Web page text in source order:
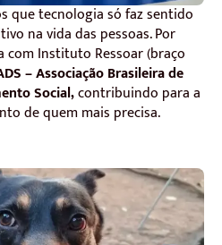
que tecnologia só faz sentido
na vida das pessoas. Por
com Instituto Ressoar (braço
– Associação Brasileira de
Social,contribuindo para a
de quem mais precisa.